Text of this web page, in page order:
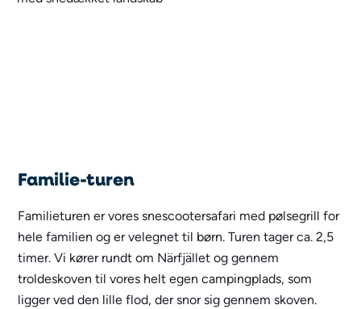
Familie-turen
Familieturen er vores snescootersafari med pølsegrill for
hele familien og er velegnet til børn. Turen tager ca. 2,5
timer. Vi kører rundt om Närfjället og gennem
troldeskoven til vores helt egen campingplads, som
ligger ved den lille flod, der snor sig gennem skoven.